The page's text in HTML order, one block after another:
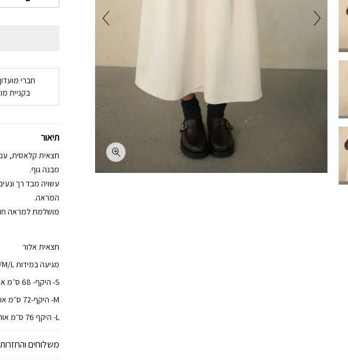
חברי
בקניית
תיאור
חצאית קלאסית,
מבנה גוף.
עשויה מבד רך
המראה.
מושלמת למראה
חצאית אלור
מגיעה במידות S/M/L
S- היקף- 68 ס״מ אורך- 84 ס״מ
M- היקף-72 ס״מ אורך-86 ס״מ
L- היקף 76 ס״מ אורך- 88 ס״מ
משלוחים והחזרות